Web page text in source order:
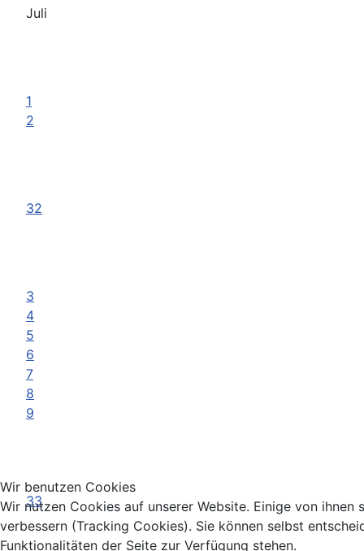
Juli
1
2
32
3
4
5
6
7
8
9
33
Wir benutzen Cookies
Wir nutzen Cookies auf unserer Website. Einige von
verbessern (Tracking Cookies). Sie können selbst
Funktionalitäten der Seite zur Verfügung stehen.